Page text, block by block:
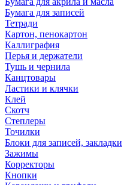
Бумага для записей
Тетради
Картон, пенокартон
Каллиграфия
Перья и держатели
Тушь и чернила
Канцтовары
Ластики и клячки
Клей
Скотч
Степлеры
Точилки
Блоки для записей, закладки
Зажимы
Корректоры
Кнопки